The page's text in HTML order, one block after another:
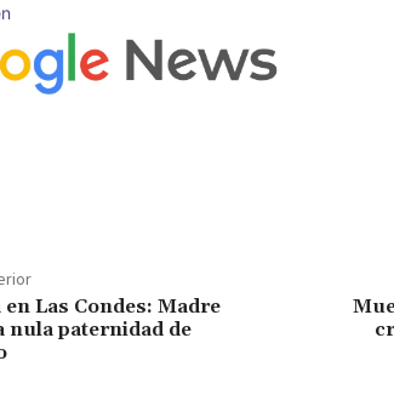
Las Condes: Madre
nula paternidad de